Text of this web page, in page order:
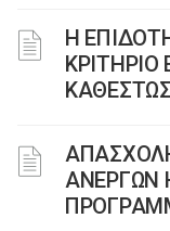
Η
ΑΝΕΡΓΩΝ